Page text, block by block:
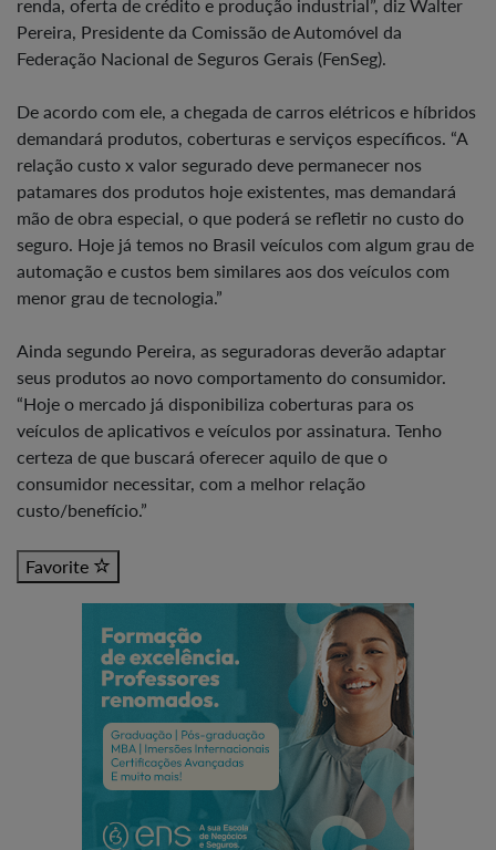
renda, oferta de crédito e produção industrial”, diz Walter
Pereira, Presidente da Comissão de Automóvel da
Federação Nacional de Seguros Gerais (FenSeg).
De acordo com ele, a chegada de carros elétricos e híbridos
demandará produtos, coberturas e serviços específicos. “A
relação custo x valor segurado deve permanecer nos
patamares dos produtos hoje existentes, mas demandará
mão de obra especial, o que poderá se refletir no custo do
seguro. Hoje já temos no Brasil veículos com algum grau de
automação e custos bem similares aos dos veículos com
menor grau de tecnologia.”
Ainda segundo Pereira, as seguradoras deverão adaptar
seus produtos ao novo comportamento do consumidor.
“Hoje o mercado já disponibiliza coberturas para os
veículos de aplicativos e veículos por assinatura. Tenho
certeza de que buscará oferecer aquilo de que o
consumidor necessitar, com a melhor relação
custo/benefício.”
Favorite